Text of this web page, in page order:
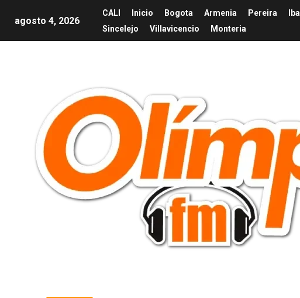
agosto 4, 2026
CALI Inicio Bogota Armenia Pereira
Sincelejo
Villavicencio Monteria